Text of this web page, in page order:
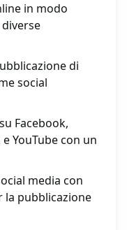
in modo
di
social
Facebook,
YouTube con un
media con
pubblicazione